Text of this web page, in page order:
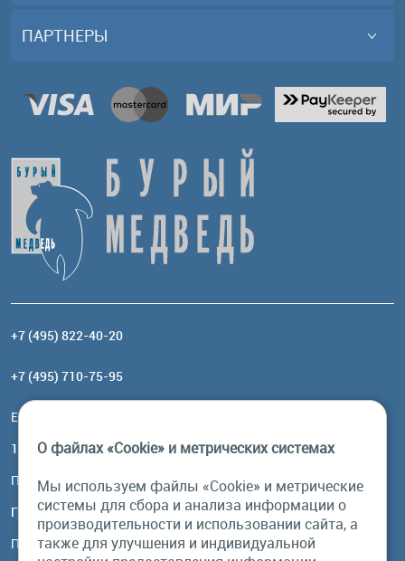
ПАРТНЕРЫ
+7 (495) 822-40-20
+7 (495) 710-75-95
Email:
117485, Москва, ул. Профсоюзная, 84/32, корп 1
Посмотреть на карте
График работы
Пн-Пт: с 10:00 до 18:00
О файлах «Cookie» и метрических системах
Мы используем файлы «Cookie» и метрические
системы для сбора и анализа информации о
производительности и использовании сайта, а
также для улучшения и индивидуальной